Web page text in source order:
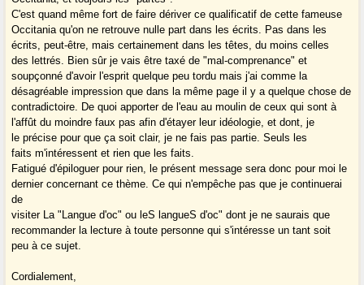
C'est quand même fort de faire dériver ce qualificatif de cette fameuse
Occitania qu'on ne retrouve nulle part dans les écrits. Pas dans les
écrits, peut-être, mais certainement dans les têtes, du moins celles
des lettrés. Bien sûr je vais être taxé de "mal-comprenance" et
soupçonné d'avoir l'esprit quelque peu tordu mais j'ai comme la
désagréable impression que dans la même page il y a quelque chose de
contradictoire. De quoi apporter de l'eau au moulin de ceux qui sont à
l'affût du moindre faux pas afin d'étayer leur idéologie, et dont, je
le précise pour que ça soit clair, je ne fais pas partie. Seuls les
faits m'intéressent et rien que les faits.
Fatigué d'épiloguer pour rien, le présent message sera donc pour moi le
dernier concernant ce thème. Ce qui n'empêche pas que je continuerai
de
visiter La "Langue d'oc" ou leS langueS d'oc" dont je ne saurais que
recommander la lecture à toute personne qui s'intéresse un tant soit
peu à ce sujet.
Cordialement,